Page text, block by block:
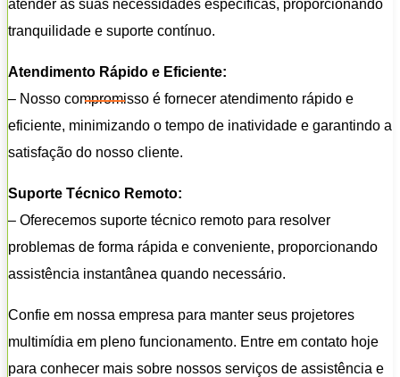
atender às suas necessidades específicas, proporcionando
tranquilidade e suporte contínuo.
Atendimento Rápido e Eficiente:
– Nosso compromisso é fornecer atendimento rápido e
eficiente, minimizando o tempo de inatividade e garantindo a
satisfação do nosso cliente.
Suporte Técnico Remoto:
– Oferecemos suporte técnico remoto para resolver
problemas de forma rápida e conveniente, proporcionando
assistência instantânea quando necessário.
Confie em nossa empresa para manter seus projetores
multimídia em pleno funcionamento. Entre em contato hoje
para conhecer mais sobre nossos serviços de assistência e